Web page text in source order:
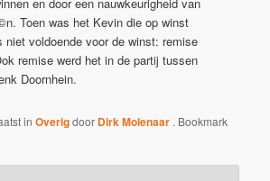
en door een nauwkeurigheid van
Toen was het Kevin die op winst
niet voldoende voor de winst: remise
remise werd het in de partij tussen
Doornhein.
inOverigdoor Dirk Molenaar . Bookmark